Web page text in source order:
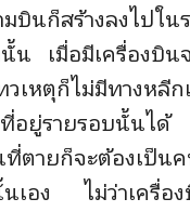
มบินก็สร้างลงไปใน
เมื่อมีเครื่องบิน
เหตุก็ไม่มีทางหลีก
ที่อยู่รายรอบนั้นได้
ตายก็จะต้องเป็น
นเอง ไม่ว่าเครื่อ